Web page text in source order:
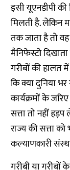
इसी यूएनडीपी
मिलती है. लेकिन
तक जाता है तो
मैनिफेस्टो
गरीबों की हालत
कि क्या दुनिया
कार्यक्रमों के
सत्ता तो नहीं
राज्य की सत्ता
कल्याणकारी
गरीबी या